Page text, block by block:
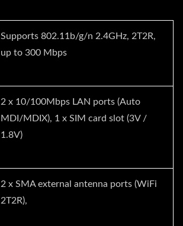
Supports 802.11b/g/n 2.4GHz, 2T2R,
up to 300 Mbps
2 x 10/100Mbps LAN ports (Auto
MDI/MDIX), 1 x SIM card slot (3V /
1.8V)
2 x SMA external antenna ports (WiFi
2T2R),